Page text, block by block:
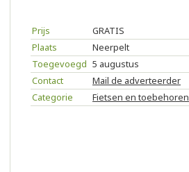
Prijs
GRATIS
Plaats
Neerpelt
Toegevoegd 5 augustus
Contact
Mail de adverteerder
Categorie
Fietsen en toebehoren